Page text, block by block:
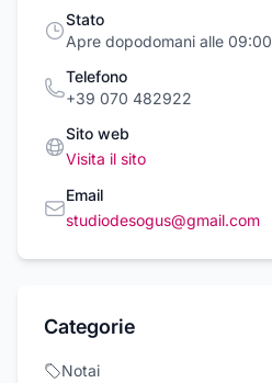
Stato
Apre dopodomani alle 09:00
Telefono
+39 070 482922
Sito web
Visita il sito
Email
studiodesogus@gmail.com
Categorie
Notai